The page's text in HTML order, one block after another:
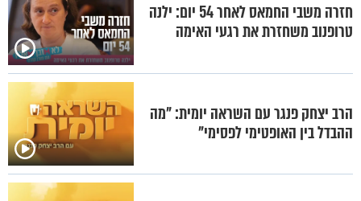
חזרה משבי החמאס לאחר 54 יום: ילנה
טרופנוב משחזרת את רגעי האימה
הרב יצחק פנגר עם השראה יומית: "מה
ההבדל בין האופטימי לפסימי"